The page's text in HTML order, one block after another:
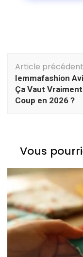
d'article
Article précédent
Iemmafashion
Ça Vaut
Coup en 2026 ?
Vous